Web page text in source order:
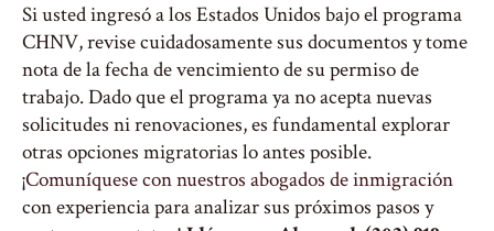
Si usted ingresó a los Estados Unidos bajo el programa
CHNV, revise cuidadosamente sus documentos y tome
nota de la fecha de vencimiento de su permiso de
trabajo. Dado que el programa ya no acepta nuevas
solicitudes ni renovaciones, es fundamental explorar
otras opciones migratorias lo antes posible.
¡Comuníquese con nuestros abogados de inmigración
con experiencia para analizar sus próximos pasos y